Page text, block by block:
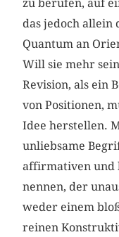
zu berufen, auf
das jedoch
Quantum an
Will sie mehr
Revision, als ein
von Positionen,
Idee herstellen.
unliebsame
affirmativen und
nennen, der
weder einem
reinen